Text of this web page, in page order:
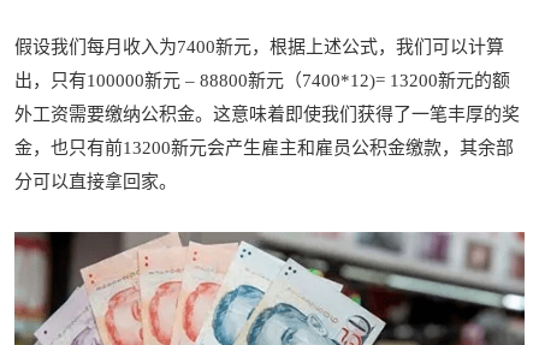
假设我们每月收入为7400新元，根据上述公式，我们可以计算
出，只有100000新元 – 88800新元（7400*12)= 13200新元的额
外工资需要缴纳公积金。这意味着即使我们获得了一笔丰厚的奖
金，也只有前13200新元会产生雇主和雇员公积金缴款，其余部
分可以直接拿回家。